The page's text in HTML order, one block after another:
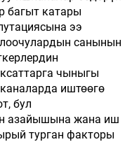
багыт катары
ээ
санынын
чыныгы
иштөөгө
бул
азайышына жана иш
турган факторы